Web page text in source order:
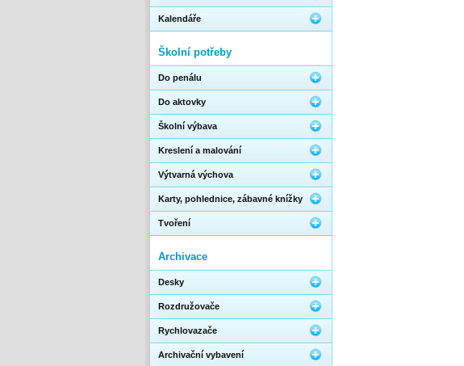
Kalendáře
Školní potřeby
Do penálu
Do aktovky
Školní výbava
Kreslení a malování
Výtvarná výchova
Karty, pohlednice, zábavné knížky
Tvoření
Archivace
Desky
Rozdružovače
Rychlovazače
Archivační vybavení